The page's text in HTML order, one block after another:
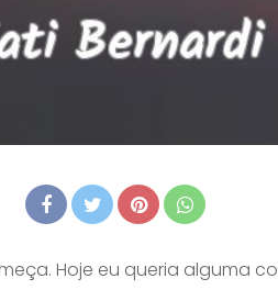
Hoje eu queria alguma